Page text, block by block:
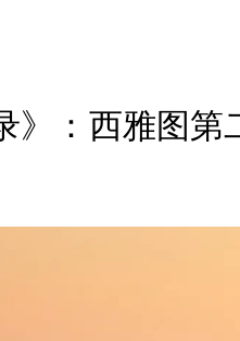
》：西雅图